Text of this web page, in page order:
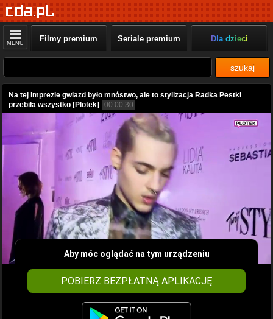
MENU Filmy premium Seriale premium Dla dzieci
szukaj
Na tej imprezie gwiazd było mnóstwo, ale to stylizacja Radka Pestki
przebiła wszystko [Plotek]
00:00:30
Aby móc oglądać na tym urządzeniu
POBIERZ BEZPŁATNĄ APLIKACJĘ